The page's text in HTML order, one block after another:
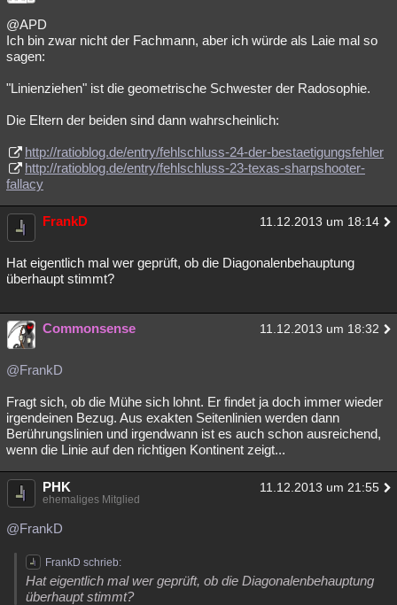
@APD
Ich bin zwar nicht der Fachmann, aber ich würde als Laie mal so
sagen:
"Linienziehen" ist die geometrische Schwester der Radosophie.
Die Eltern der beiden sind dann wahrscheinlich:
http://ratioblog.de/entry/fehlschluss-24-der-bestaetigungsfehler
http://ratioblog.de/entry/fehlschluss-23-texas-sharpshooter-
fallacy
FrankD 11.12.2013 um 18:14
Hat eigentlich mal wer geprüft, ob die Diagonalenbehauptung
überhaupt stimmt?
Commonsense 11.12.2013 um 18:32
@FrankD
Fragt sich, ob die Mühe sich lohnt. Er findet ja doch immer wieder
irgendeinen Bezug. Aus exakten Seitenlinien werden dann
Berührungslinien und irgendwann ist es auch schon ausreichend,
wenn die Linie auf den richtigen Kontinent zeigt...
PHK 11.12.2013 um 21:55
ehemaliges Mitglied
@FrankD
FrankD schrieb:
Hat eigentlich mal wer geprüft, ob die Diagonalenbehauptung
überhaupt stimmt?